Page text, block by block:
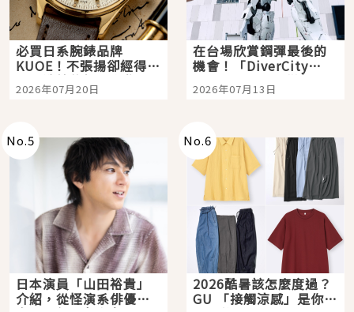
必買日系腕錶品牌
KUOE！不張揚卻經得起
時間洗鍊的經典之作五
選
2026年07月20日
在台場欣賞鋼彈最後的
機會！「DiverCity
Tokyo Plaza」搭船、
購物、美食及夜景，一
2026年07月13日
No.5
日本演員「山田裕貴」
介紹，從怪演系俳優走
No.6
2026酷暑該怎麼度過？
GU 「接觸涼感」是你的